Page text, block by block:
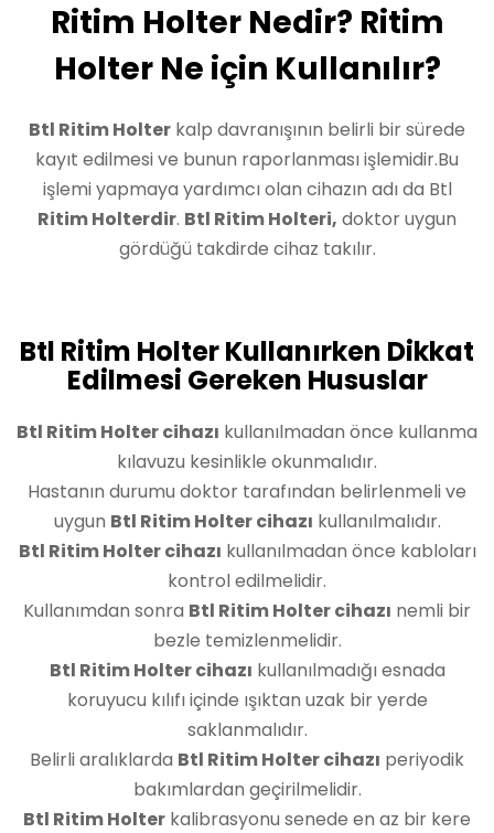
Ritim Holter Nedir? Ritim
Holter Ne için Kullanılır?
Btl Ritim Holter kalp davranışının belirli bir sürede
kayıt edilmesi ve bunun raporlanması işlemidir.Bu
işlemi yapmaya yardımcı olan cihazın adı da Btl
Ritim Holterdir. Btl Ritim Holteri, doktor uygun
gördüğü takdirde cihaz takılır.
Btl Ritim Holter Kullanırken Dikkat
Edilmesi Gereken Hususlar
Btl Ritim Holter cihazı kullanılmadan önce kullanma
kılavuzu kesinlikle okunmalıdır.
Hastanın durumu doktor tarafından belirlenmeli ve
uygun Btl Ritim Holter cihazı kullanılmalıdır.
Btl Ritim Holter cihazı kullanılmadan önce kabloları
kontrol edilmelidir.
Kullanımdan sonra Btl Ritim Holter cihazı nemli bir
bezle temizlenmelidir.
Btl Ritim Holter cihazı kullanılmadığı esnada
koruyucu kılıfı içinde ışıktan uzak bir yerde
saklanmalıdır.
Belirli aralıklarda Btl Ritim Holter cihazı periyodik
bakımlardan geçirilmelidir.
Btl Ritim Holter kalibrasyonu senede en az bir kere